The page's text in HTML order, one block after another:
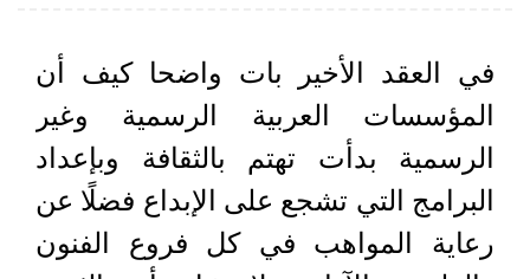
في العقد الأخير بات واضحا كيف أن
المؤسسات العربية الرسمية وغير
الرسمية بدأت تهتم بالثقافة وبإعداد
البرامج التي تشجع على الإبداع فضلًا عن
رعاية المواهب في كل فروع الفنون